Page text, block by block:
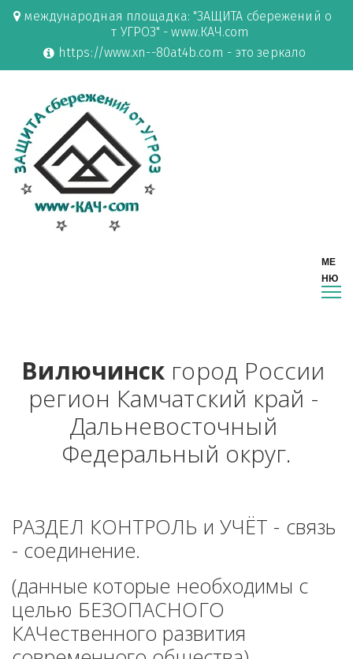
международная площадка: "ЗАЩИТА сбережений о
т УГРОЗ" - www.КАЧ.com
https://www.xn--80at4b.com - это зеркало
Вилючинск город России
регион Камчатский край -
Дальневосточный
Федеральный округ.
РАЗДЕЛ КОНТРОЛЬ и УЧЁТ - связь
- соединение.
(данные которые необходимы с
целью БЕЗОПАСНОГО
КАЧественного развития